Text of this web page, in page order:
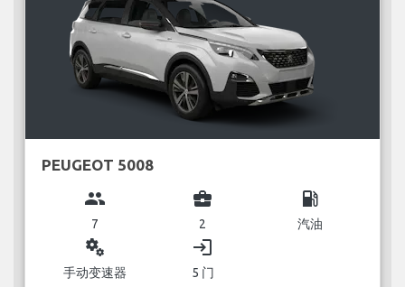
PEUGEOT 5008
group
7
business_center
2
local_gas_station
汽油
miscellaneous_services
手动变速器
login
5 门